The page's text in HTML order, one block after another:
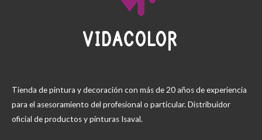
Tienda de pintura y decoración con más de 20 años de experiencia
para el asesoramiento del profesional o particular. Distribuidor
oficial de productos y pinturas Isaval.